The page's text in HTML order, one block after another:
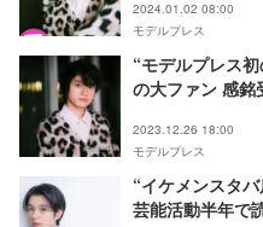
2024.01.02 08:00
モデルプレス
“モデルプレス
の大ファン 感銘
ン」GPインタビ
2023.12.26 18:00
モデルプレス
“イケメンスタ
芸能活動半年で